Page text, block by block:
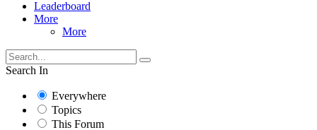
Leaderboard
More
More
Search In
Everywhere
Topics
This Forum